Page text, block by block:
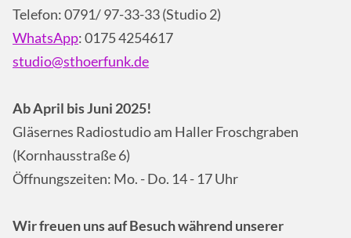
Telefon: 0791/ 97-33-33 (Studio 2)
WhatsApp: 0175 4254617
studio@sthoerfunk.de
Ab April bis Juni 2025!
Gläsernes Radiostudio am Haller Froschgraben
(Kornhausstraße 6)
Öffnungszeiten: Mo. - Do. 14 - 17 Uhr
Wir freuen uns auf Besuch während unserer